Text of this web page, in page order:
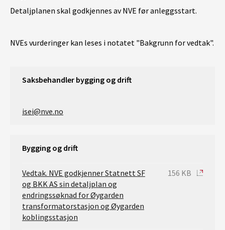
Detaljplanen skal godkjennes av NVE før anleggsstart.
NVEs vurderinger kan leses i notatet "Bakgrunn for vedtak".
Saksbehandler bygging og drift
isei@nve.no
Bygging og drift
Vedtak. NVE godkjenner Statnett SF
og BKK AS sin detaljplan og
endringssøknad for Øygarden
transformatorstasjon og Øygarden
koblingsstasjon
156 KB